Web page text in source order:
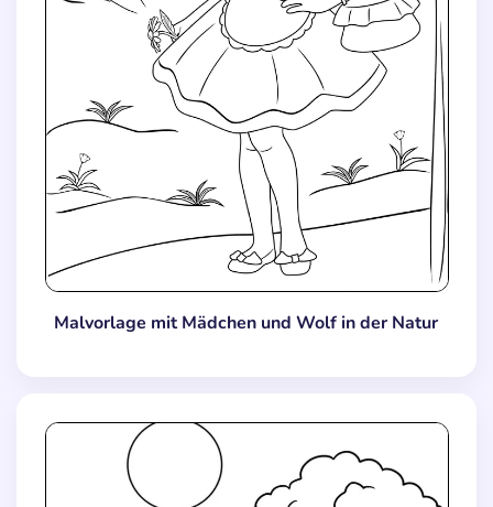
Malvorlage mit Mädchen und Wolf in der Natur